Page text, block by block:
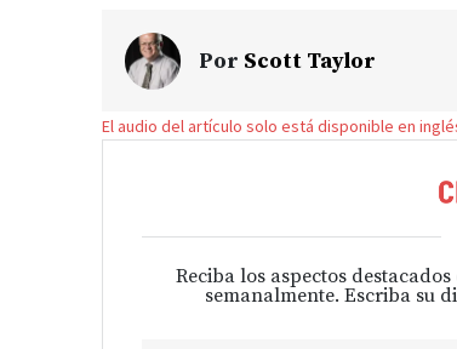
Por Scott Taylor
El audio del artículo solo está disponible en
Reciba los aspectos
semanalmente. Escriba su